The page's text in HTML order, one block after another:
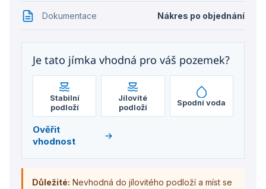
Dokumentace Nákres po objednání
Je tato jímka vhodná pro váš pozemek?
Stabilní
podloží
Jílovité
podloží
Spodní voda
Ověřit
vhodnost
Důležité: Nevhodná do jílovitého podloží a míst se